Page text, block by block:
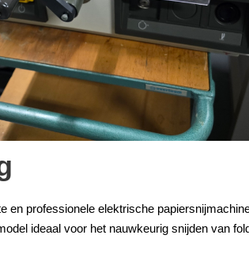
en professionele elektrische
ideaal voor het nauwkeurig snijden van